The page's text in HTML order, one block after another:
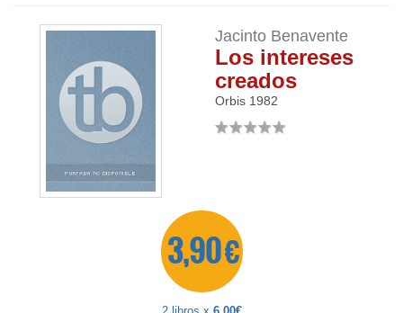
Jacinto Benavente
Los intereses
creados
Orbis 1982
3,90 €